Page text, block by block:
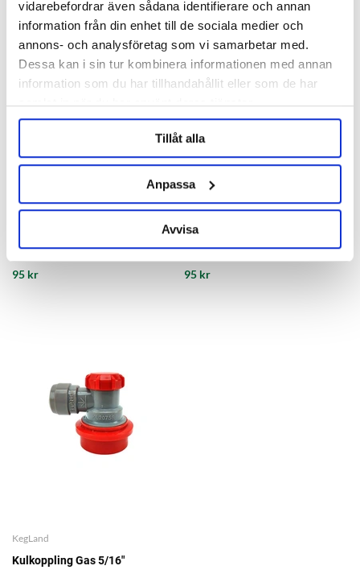
vidarebefordrar även sådana identifierare och annan
information från din enhet till de sociala medier och
annons- och analysföretag som vi samarbetar med.
Dessa kan i sin tur kombinera informationen med annan
information som du har tillhandahållit eller som de har
samlat in när du har använt deras tjänster.
Tillåt alla
Anpassa
Avvisa
MFL
95 kr
Kulkoppling Gas Nippel
95 kr
KegLand
Kulkoppling Gas 5/16"